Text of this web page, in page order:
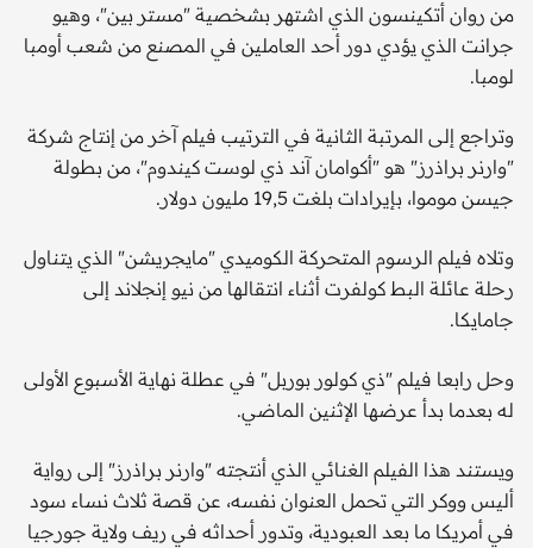
من روان أتكينسون الذي اشتهر بشخصية "مستر بين"، وهيو
جرانت الذي يؤدي دور أحد العاملين في المصنع من شعب أومبا
لومبا.
وتراجع إلى المرتبة الثانية في الترتيب فيلم آخر من إنتاج شركة
"وارنر براذرز" هو "أكوامان آند ذي لوست كيندوم"، من بطولة
جيسن موموا، بإيرادات بلغت 19,5 مليون دولار.
وتلاه فيلم الرسوم المتحركة الكوميدي "مايجريشن" الذي يتناول
رحلة عائلة البط كولفرت أثناء انتقالها من نيو إنجلاند إلى
جامايكا.
وحل رابعا فيلم "ذي كولور بوربل" في عطلة نهاية الأسبوع الأولى
له بعدما بدأ عرضها الإثنين الماضي.
ويستند هذا الفيلم الغنائي الذي أنتجته "وارنر براذرز" إلى رواية
أليس ووكر التي تحمل العنوان نفسه، عن قصة ثلاث نساء سود
في أمريكا ما بعد العبودية، وتدور أحداثه في ريف ولاية جورجيا